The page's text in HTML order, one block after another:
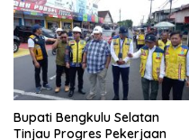
Berdaya Saing
Bupati Bengkulu Selatan
Tinjau Progres Pekerjaan